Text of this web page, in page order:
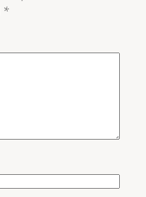
*